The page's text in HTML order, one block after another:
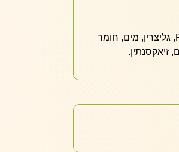
רכיבים לא פעילים: שמן חריע, ג'לטין, לוטאין FloraGlo, גליצרין, מים, חומר
זיאקסנתין.